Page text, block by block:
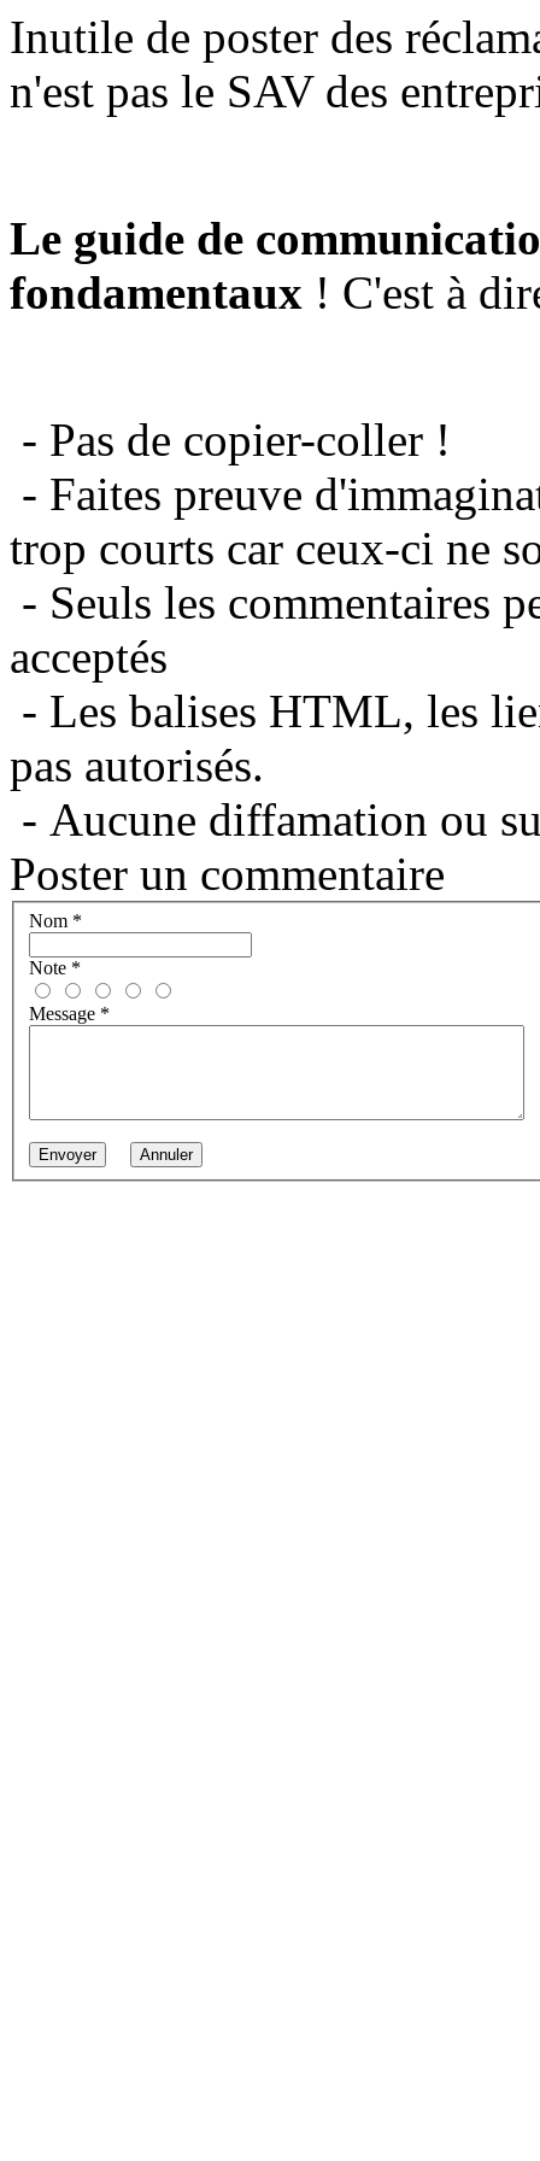
Inutile de poster des
n'est pas le SAV des
Le guide de
fondamentaux ! C'est à
- Pas de copier-coller !
- Faites preuve
trop courts car ceux-ci ne
- Seuls les commentaires
acceptés
- Les balises HTML, les
pas autorisés.
- Aucune diffamation ou
Poster un commentaire
Nom *
Note *
Message *